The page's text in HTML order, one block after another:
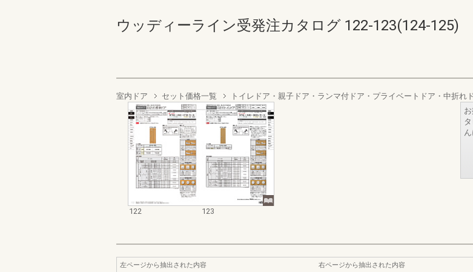
ウッディーライン受発注カタログ 122-123(124-125)
室内ドア セット価格一覧 トイレドア・親子ドア・ランマ付ドア・プライベートドア・中折れ
122 123
左ページから抽出された内容
右ページから抽出された内容